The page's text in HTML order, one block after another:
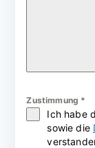
Zustimmung *
Ich habe
sowie die